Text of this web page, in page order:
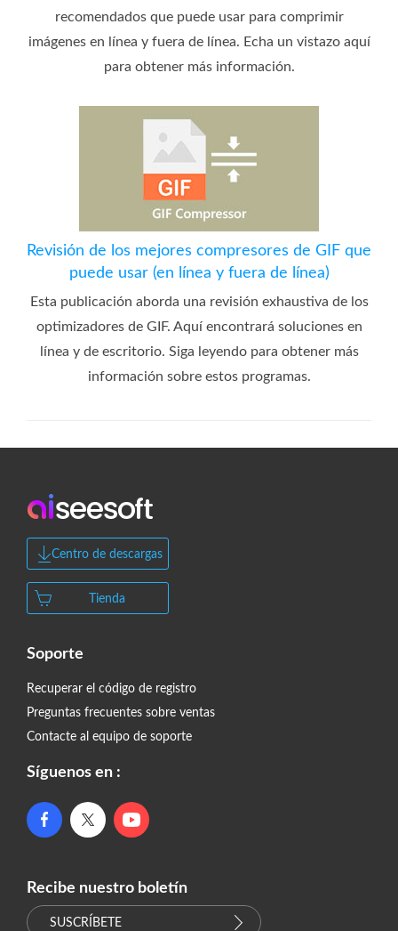
recomendados que puede usar para comprimir
imágenes en línea y fuera de línea. Echa un vistazo aquí
para obtener más información.
Revisión de los mejores compresores de GIF que
puede usar (en línea y fuera de línea)
Esta publicación aborda una revisión exhaustiva de los
optimizadores de GIF. Aquí encontrará soluciones en
línea y de escritorio. Siga leyendo para obtener más
información sobre estos programas.
Centro de descargas
Tienda
Soporte
Recuperar el código de registro
Preguntas frecuentes sobre ventas
Contacte al equipo de soporte
Síguenos en :
Recibe nuestro boletín
SUSCRÍBETE